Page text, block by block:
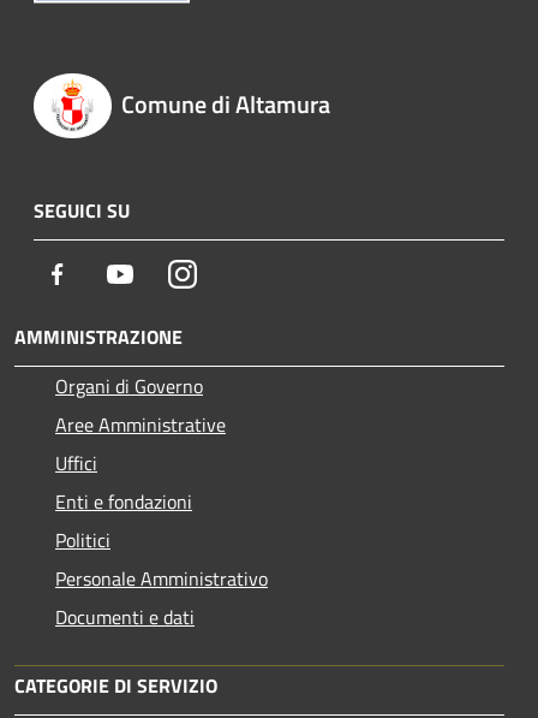
Comune di Altamura
SEGUICI SU
Facebook YoutubeInstagram
AMMINISTRAZIONE
Organi di Governo
Aree Amministrative
Uffici
Enti e fondazioni
Politici
Personale Amministrativo
Documenti e dati
CATEGORIE DI SERVIZIO